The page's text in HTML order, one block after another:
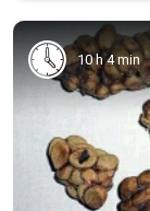
10 h 4 min